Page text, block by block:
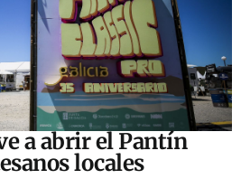
a abrir el Pantín
locales